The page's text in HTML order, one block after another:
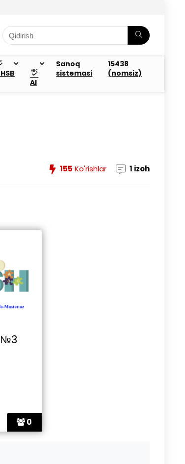
AI
Sanoq
sistemasi
15438
(nomsiz)
155 Ko'rishlar 1 izoh
0
№3